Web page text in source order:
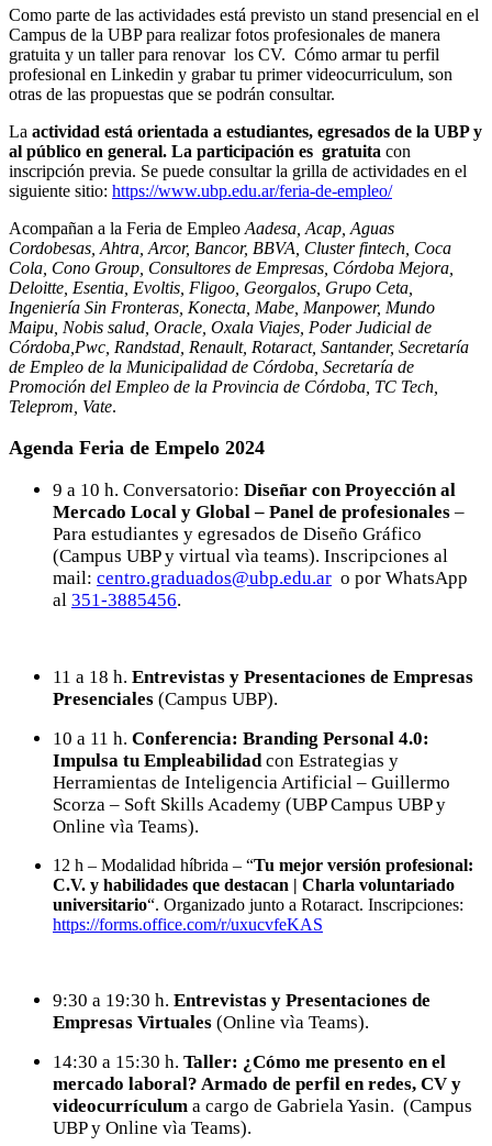
Como parte de las actividades está previsto un stand presencial en el
Campus de la UBP para realizar fotos profesionales de manera
gratuita y un taller para renovar los CV. Cómo armar tu perfil
profesional en Linkedin y grabar tu primer videocurriculum, son
otras de las propuestas que se podrán consultar.
La actividad está orientada a estudiantes, egresados de la UBP y
al público en general. La participación es gratuita con
inscripción previa. Se puede consultar la grilla de actividades en el
siguiente sitio: https://www.ubp.edu.ar/feria-de-empleo/
Acompañan a la Feria de Empleo Aadesa, Acap, Aguas
Cordobesas, Ahtra, Arcor, Bancor, BBVA, Cluster fintech, Coca
Cola, Cono Group, Consultores de Empresas, Córdoba Mejora,
Deloitte, Esentia, Evoltis, Fligoo, Georgalos, Grupo Ceta,
Ingeniería Sin Fronteras, Konecta, Mabe, Manpower, Mundo
Maipu, Nobis salud, Oracle, Oxala Viajes, Poder Judicial de
Córdoba,Pwc, Randstad, Renault, Rotaract, Santander, Secretaría
de Empleo de la Municipalidad de Córdoba, Secretaría de
Promoción del Empleo de la Provincia de Córdoba, TC Tech,
Teleprom, Vate.
Agenda Feria de Empelo 2024
9 a 10 h. Conversatorio: Diseñar con Proyección al
Mercado Local y Global – Panel de profesionales –
Para estudiantes y egresados de Diseño Gráfico
(Campus UBP y virtual vìa teams). Inscripciones al
mail: centro.graduados@ubp.edu.ar o por WhatsApp
al 351-3885456.
11 a 18 h. Entrevistas y Presentaciones de Empresas
Presenciales (Campus UBP).
10 a 11 h. Conferencia: Branding Personal 4.0:
Impulsa tu Empleabilidadcon Estrategias y
Herramientas de Inteligencia Artificial – Guillermo
Scorza – Soft Skills Academy (UBP Campus UBP y
Online vìa Teams).
12 h – Modalidad híbrida – “Tu mejor versión profesional:
C.V. y habilidades que destacan | Charla voluntariado
universitario“. Organizado junto a Rotaract. Inscripciones:
https://forms.office.com/r/uxucvfeKAS
9:30 a 19:30 h. Entrevistas y Presentaciones de
Empresas Virtuales (Online vìa Teams).
14:30 a 15:30 h. Taller: ¿Cómo me presento en el
mercado laboral? Armado de perfil en redes, CV y
videocurrículum a cargo de Gabriela Yasin. (Campus
UBP y Online vìa Teams).